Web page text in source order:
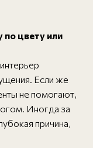
по цвету или
Если же
не помогают,
Иногда за
причина,